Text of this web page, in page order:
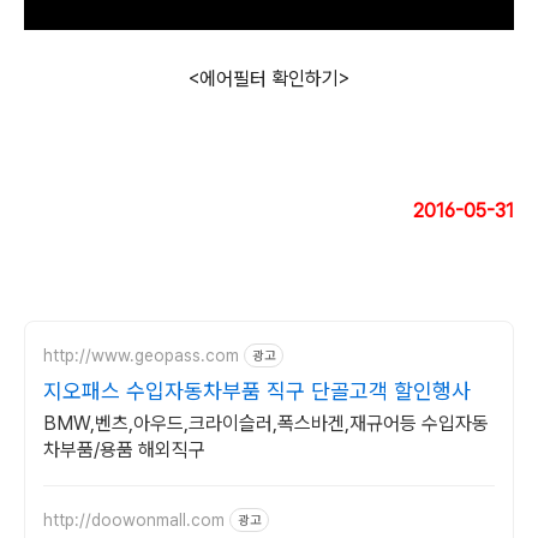
<에어필터 확인하기>
2016-05-31
http://www.geopass.com 광고
지오패스 수입자동차부품 직구 단골고객 할인행사
BMW,벤츠,아우드,크라이슬러,폭스바겐,재규어등 수입자동
차부품/용품 해외직구
http://doowonmall.com 광고